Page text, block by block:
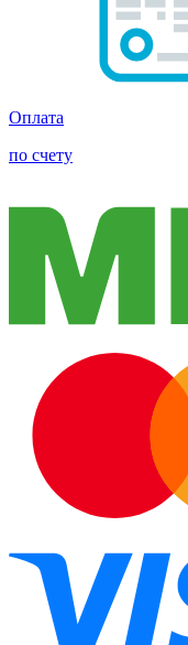
Оплата
по счету